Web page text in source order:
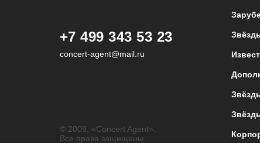
+7 499 343 53 23
concert-agent@mail.ru
© 2009, «Concert Agent».
Все права защищены.